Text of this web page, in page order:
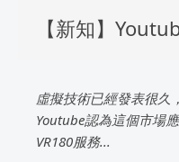
【新知】
虛擬技術已經發表很久
Youtube認為這個市場
VR180服務...